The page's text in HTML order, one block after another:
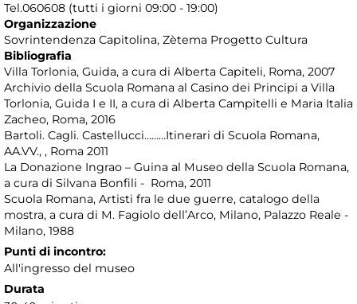
Tel.060608 (tutti i giorni 09:00 - 19:00)
Organizzazione
Sovrintendenza Capitolina, Zètema Progetto Cultura
Bibliografia
Villa Torlonia, Guida, a cura di Alberta Capiteli, Roma, 2007
Archivio della Scuola Romana al Casino dei Principi a Villa
Torlonia, Guida I e II, a cura di Alberta Campitelli e Maria Italia
Zacheo, Roma, 2016
Bartoli. Cagli. Castellucci………Itinerari di Scuola Romana,
AA.VV., , Roma 2011
La Donazione Ingrao – Guina al Museo della Scuola Romana,
a cura di Silvana Bonfili - Roma, 2011
Scuola Romana, Artisti fra le due guerre, catalogo della
mostra, a cura di M. Fagiolo dell’Arco, Milano, Palazzo Reale -
Milano, 1988
Punti di incontro:
All'ingresso del museo
Durata